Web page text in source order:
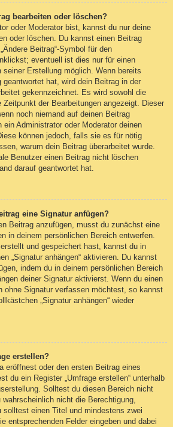
bearbeiten oder löschen?
oder Moderator bist, kannst du nur deine
oder löschen. Du kannst einen Beitrag
Beitrag“-Symbol für den
eventuell ist dies nur für einen
seiner Erstellung möglich. Wenn bereits
geantwortet hat, wird dein Beitrag in der
gekennzeichnet. Es wird sowohl die
der Bearbeitungen angezeigt. Dieser
noch niemand auf deinen Beitrag
ein Administrator oder Moderator deinen
können jedoch, falls sie es für nötig
warum dein Beitrag überarbeitet wurde.
Benutzer einen Beitrag nicht löschen
darauf geantwortet hat.
eine Signatur anfügen?
Beitrag anzufügen, musst du zunächst eine
in deinem persönlichen Bereich entwerfen.
und gespeichert hast, kannst du in
„Signatur anhängen“ aktivieren. Du kannst
indem du in deinem persönlichen Bereich
deiner Signatur aktivierst. Wenn du einen
ohne Signatur verfassen möchtest, so kannst
„Signatur anhängen“ wieder
erstellen?
eröffnest oder den ersten Beitrag eines
du ein Register „Umfrage erstellen“ unterhalb
Solltest du diesen Bereich nicht
nicht die Berechtigung,
solltest einen Titel und mindestens zwei
entsprechenden Felder eingeben und dabei